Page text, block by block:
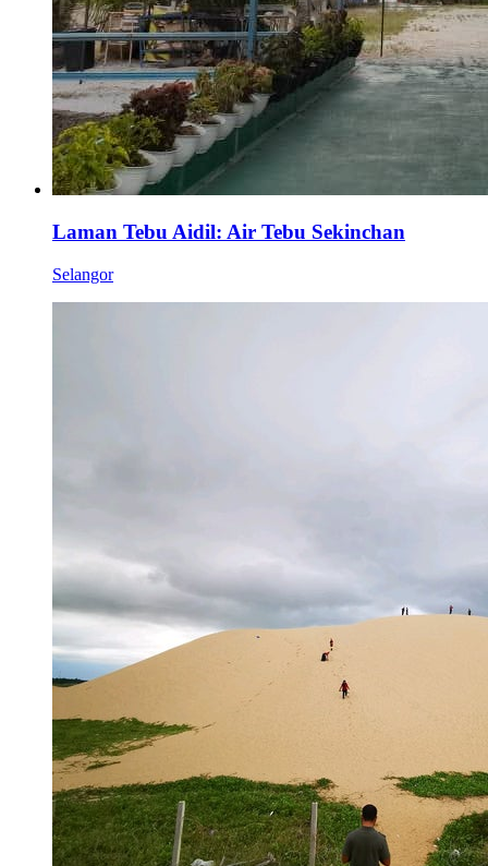
Laman Tebu Aidil: Air Tebu Sekinchan
Selangor